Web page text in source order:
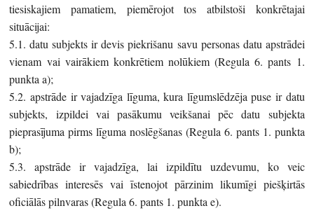
tiesiskajiem pamatiem, piemērojot tos atbilstoši konkrētajai
situācijai:
5.1. datu subjekts ir devis piekrišanu savu personas datu apstrādei
vienam vai vairākiem konkrētiem nolūkiem (Regula 6. pants 1.
punkta a);
5.2. apstrāde ir vajadzīga līguma, kura līgumslēdzēja puse ir datu
subjekts, izpildei vai pasākumu veikšanai pēc datu subjekta
pieprasījuma pirms līguma noslēgšanas (Regula 6. pants 1. punkta
b);
5.3. apstrāde ir vajadzīga, lai izpildītu uzdevumu, ko veic
sabiedrības interesēs vai īstenojot pārzinim likumīgi piešķirtās
oficiālās pilnvaras (Regula 6. pants 1. punkta e).